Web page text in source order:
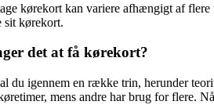
kørekort kan variere afhængigt af
sit kørekort.
det at få kørekort?
du igennem en række trin, herunder
mens andre har brug for flere.